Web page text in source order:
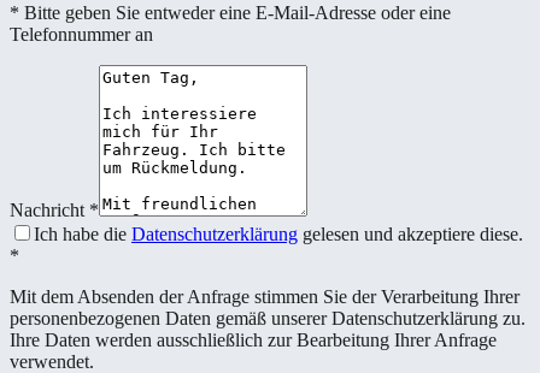
* Bitte geben Sie entweder eine E-Mail-Adresse oder eine
Telefonnummer an
Nachricht *
Ich habe die Datenschutzerklärung gelesen und akzeptiere diese.
*
Mit dem Absenden der Anfrage stimmen Sie der Verarbeitung Ihrer
personenbezogenen Daten gemäß unserer Datenschutzerklärung zu.
Ihre Daten werden ausschließlich zur Bearbeitung Ihrer Anfrage
verwendet.